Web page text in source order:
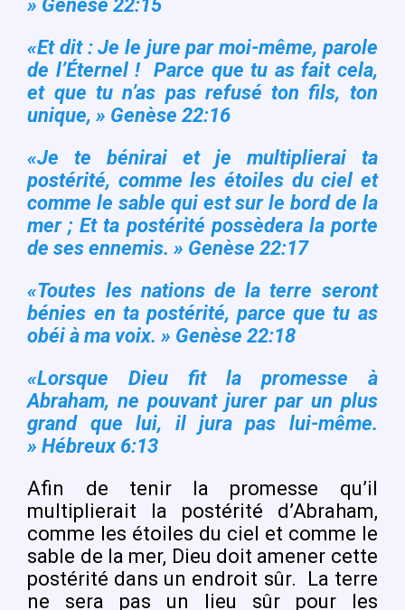
» Genèse 22:15
«Et dit : Je le jure par moi-même, parole
de l’Éternel ! Parce que tu as fait cela,
et que tu n’as pas refusé ton fils, ton
unique, » Genèse 22:16
«Je te bénirai et je multiplierai ta
postérité, comme les étoiles du ciel et
comme le sable qui est sur le bord de la
mer ; Et ta postérité possèdera la porte
de ses ennemis. » Genèse 22:17
«Toutes les nations de la terre seront
bénies en ta postérité, parce que tu as
obéi à ma voix. » Genèse 22:18
«Lorsque Dieu fit la promesse à
Abraham, ne pouvant jurer par un plus
grand que lui, il jura pas lui-même.
» Hébreux 6:13
Afin de tenir la promesse qu’il
multiplierait la postérité d’Abraham,
comme les étoiles du ciel et comme le
sable de la mer, Dieu doit amener cette
postérité dans un endroit sûr.
La terre
ne sera pas un lieu sûr pour les